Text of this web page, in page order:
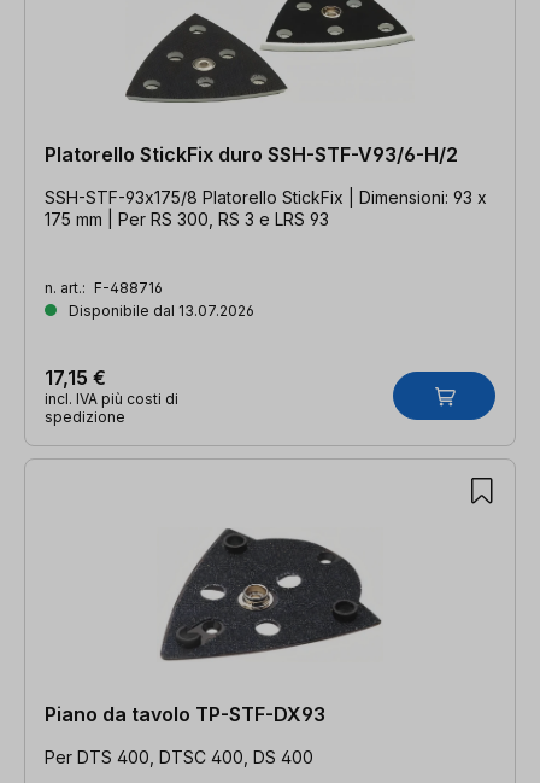
Platorello StickFix duro SSH-STF-V93/6-H/2
SSH-STF-93x175/8 Platorello StickFix | Dimensioni: 93 x
175 mm | Per RS 300, RS 3 e LRS 93
n. art.: F-488716
Disponibile dal 13.07.2026
17,15 €
incl. IVA più costi di
spedizione
Piano da tavolo TP-STF-DX93
Per DTS 400, DTSC 400, DS 400